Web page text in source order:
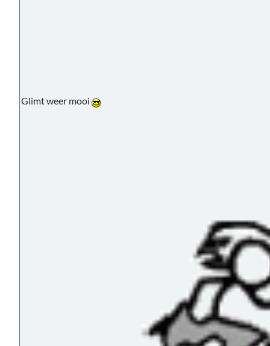
Glimt weer mooi